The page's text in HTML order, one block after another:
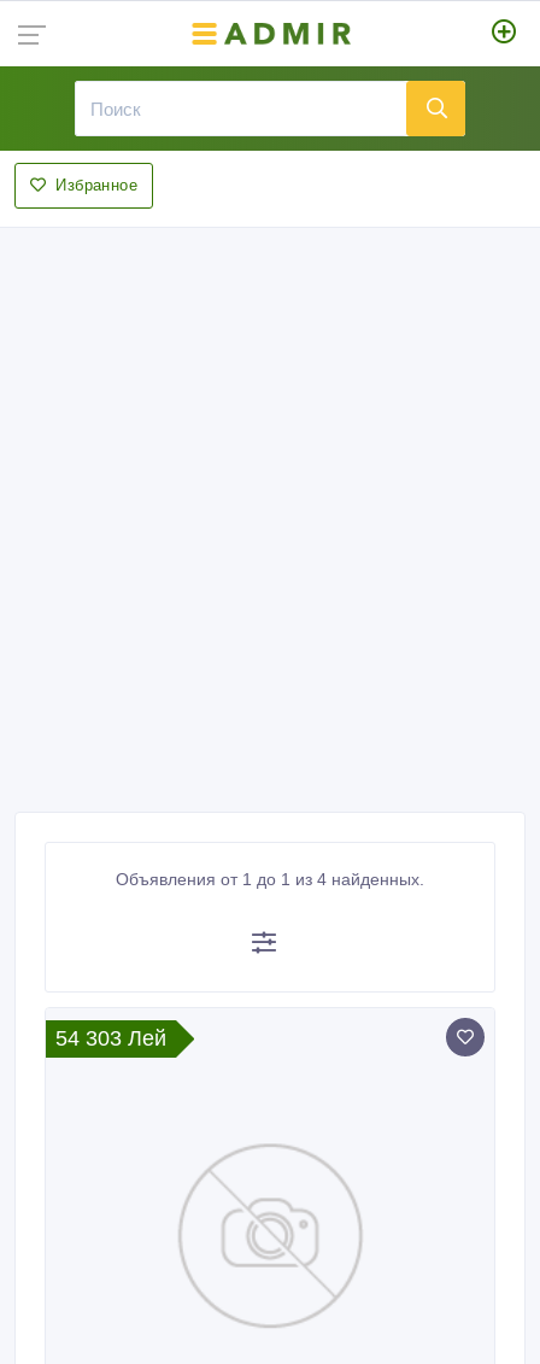
Избранное
Объявления от 1 до 1 из 4 найденных.
54 303 Лей